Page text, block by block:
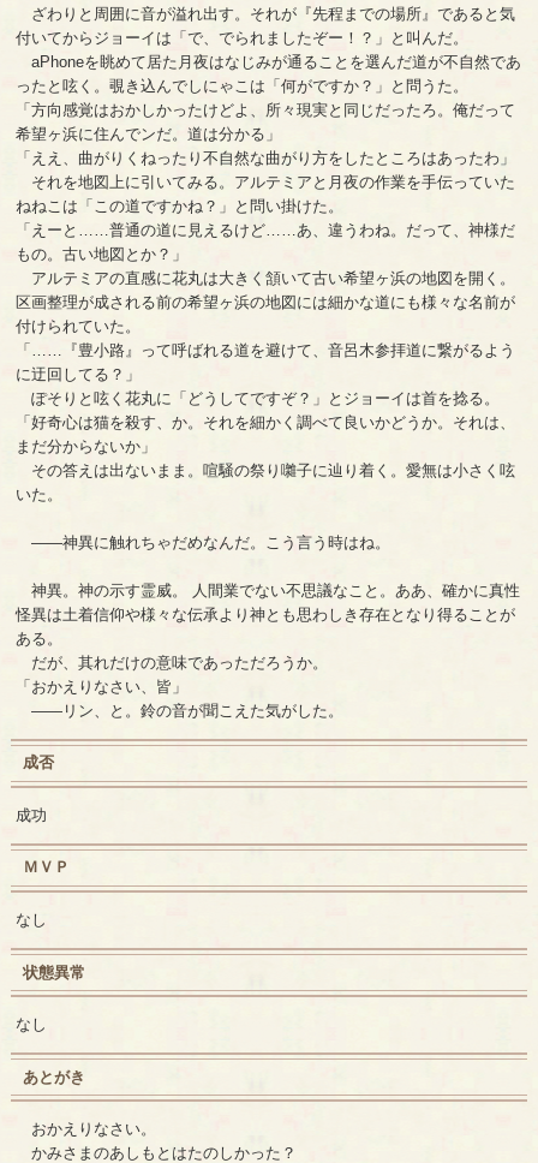
ざわりと周囲に音が溢れ出す。それが『先程までの場所』であると気
付いてからジョーイは「で、でられましたぞー！？」と叫んだ。
aPhoneを眺めて居た月夜はなじみが通ることを選んだ道が不自然であ
ったと呟く。覗き込んでしにゃこは「何がですか？」と問うた。
「方向感覚はおかしかったけどよ、所々現実と同じだったろ。俺だって
希望ヶ浜に住んでンだ。道は分かる」
「ええ、曲がりくねったり不自然な曲がり方をしたところはあったわ」
それを地図上に引いてみる。アルテミアと月夜の作業を手伝っていた
ねねこは「この道ですかね？」と問い掛けた。
「えーと……普通の道に見えるけど……あ、違うわね。だって、神様だ
もの。古い地図とか？」
アルテミアの直感に花丸は大きく頷いて古い希望ヶ浜の地図を開く。
区画整理が成される前の希望ヶ浜の地図には細かな道にも様々な名前が
付けられていた。
「……『豊小路』って呼ばれる道を避けて、音呂木参拝道に繋がるよう
に迂回してる？」
ぽそりと呟く花丸に「どうしてですぞ？」とジョーイは首を捻る。
「好奇心は猫を殺す、か。それを細かく調べて良いかどうか。それは、
まだ分からないか」
その答えは出ないまま。喧騒の祭り囃子に辿り着く。愛無は小さく呟
いた。
――神異に触れちゃだめなんだ。こう言う時はね。
神異。神の示す霊威。 人間業でない不思議なこと。ああ、確かに真性
怪異は土着信仰や様々な伝承より神とも思わしき存在となり得ることが
ある。
だが、其れだけの意味であっただろうか。
「おかえりなさい、皆」
――リン、と。鈴の音が聞こえた気がした。
成否
成功
ＭＶＰ
なし
状態異常
なし
あとがき
おかえりなさい。
かみさまのあしもとはたのしかった？